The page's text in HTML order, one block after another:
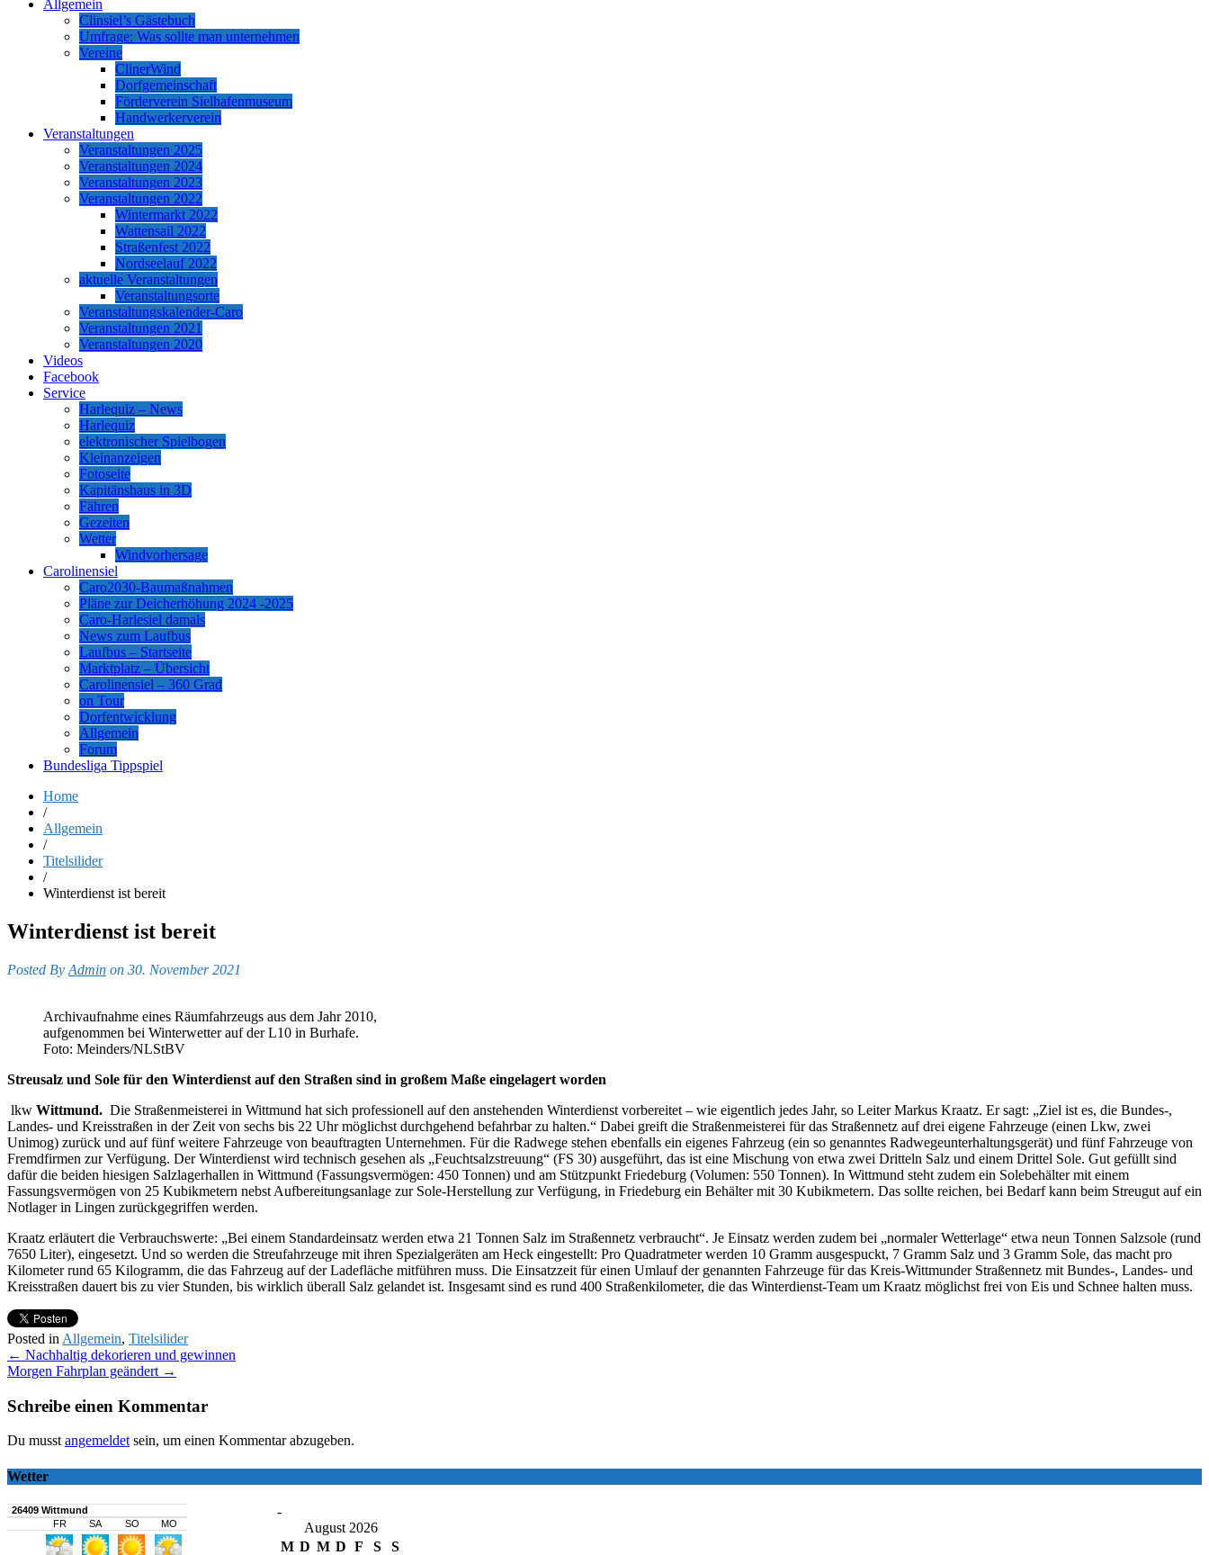
Allgemein
Clinsiel’s Gästebuch
Umfrage: Was sollte man unternehmen
Vereine
ClinerWind
Dorfgemeinschaft
Förderverein Sielhafenmuseum
Handwerkerverein
Veranstaltungen
Veranstaltungen 2025
Veranstaltungen 2024
Veranstaltungen 2023
Veranstaltungen 2022
Wintermarkt 2022
Wattensail 2022
Straßenfest 2022
Nordseelauf 2022
aktuelle Veranstaltungen
Veranstaltungsorte
Veranstaltungskalender-Caro
Veranstaltungen 2021
Veranstaltungen 2020
Videos
Facebook
Service
Harlequiz – News
Harlequiz
elektronischer Spielbogen
Kleinanzeigen
Fotoseite
Kapitänshaus in 3D
Fähren
Gezeiten
Wetter
Windvorhersage
Carolinensiel
Caro2030-Baumaßnahmen
Pläne zur Deicherhöhung 2024 -2025
Caro-Harlesiel damals
News zum Laufbus
Laufbus – Startseite
Marktplatz – Übersicht
Carolinensiel – 360 Grad
on Tour
Dorfentwicklung
Allgemein
Forum
Bundesliga Tippspiel
Home
/
Allgemein
/
Titelsilider
/
Winterdienst ist bereit
Winterdienst ist bereit
Posted By Admin on 30. November 2021
Archivaufnahme eines Räumfahrzeugs aus dem Jahr 2010,
aufgenommen bei Winterwetter auf der L10 in Burhafe.
Foto: Meinders/NLStBV
Streusalz und Sole für den Winterdienst auf den Straßen sind in großem Maße eingelagert worden
lkw Wittmund. Die Straßenmeisterei in Wittmund hat sich professionell auf den anstehenden Winterdienst vorbereitet – wie eigentlich jedes Jahr, so Leiter Markus Kraatz. Er sagt: „Ziel ist es, die Bundes-,
Landes- und Kreisstraßen in der Zeit von sechs bis 22 Uhr möglichst durchgehend befahrbar zu halten.“ Dabei greift die Straßenmeisterei für das Straßennetz auf drei eigene Fahrzeuge (einen Lkw, zwei
Unimog) zurück und auf fünf weitere Fahrzeuge von beauftragten Unternehmen. Für die Radwege stehen ebenfalls ein eigenes Fahrzeug (ein so genanntes Radwegeunterhaltungsgerät) und fünf Fahrzeuge von
Fremdfirmen zur Verfügung. Der Winterdienst wird technisch gesehen als „Feuchtsalzstreuung“ (FS 30) ausgeführt, das ist eine Mischung von etwa zwei Dritteln Salz und einem Drittel Sole. Gut gefüllt sind
dafür die beiden hiesigen Salzlagerhallen in Wittmund (Fassungsvermögen: 450 Tonnen) und am Stützpunkt Friedeburg (Volumen: 550 Tonnen). In Wittmund steht zudem ein Solebehälter mit einem
Fassungsvermögen von 25 Kubikmetern nebst Aufbereitungsanlage zur Sole-Herstellung zur Verfügung, in Friedeburg ein Behälter mit 30 Kubikmetern. Das sollte reichen, bei Bedarf kann beim Streugut auf ein
Notlager in Lingen zurückgegriffen werden.
Kraatz erläutert die Verbrauchswerte: „Bei einem Standardeinsatz werden etwa 21 Tonnen Salz im Straßennetz verbraucht“. Je Einsatz werden zudem bei „normaler Wetterlage“ etwa neun Tonnen Salzsole (rund
7650 Liter), eingesetzt. Und so werden die Streufahrzeuge mit ihren Spezialgeräten am Heck eingestellt: Pro Quadratmeter werden 10 Gramm ausgespuckt, 7 Gramm Salz und 3 Gramm Sole, das macht pro
Kilometer rund 65 Kilogramm, die das Fahrzeug auf der Ladefläche mitführen muss. Die Einsatzzeit für einen Umlauf der genannten Fahrzeuge für das Kreis-Wittmunder Straßennetz mit Bundes-, Landes- und
Kreisstraßen dauert bis zu vier Stunden, bis wirklich überall Salz gelandet ist. Insgesamt sind es rund 400 Straßenkilometer, die das Winterdienst-Team um Kraatz möglichst frei von Eis und Schnee halten muss.
Posted in Allgemein, Titelsilider
Post
navigation
← Nachhaltig dekorieren und gewinnen
Morgen Fahrplan geändert →
Schreibe einen Kommentar
Du musst angemeldet sein, um einen Kommentar abzugeben.
Wetter
-
August 2026
M D M D F S
S